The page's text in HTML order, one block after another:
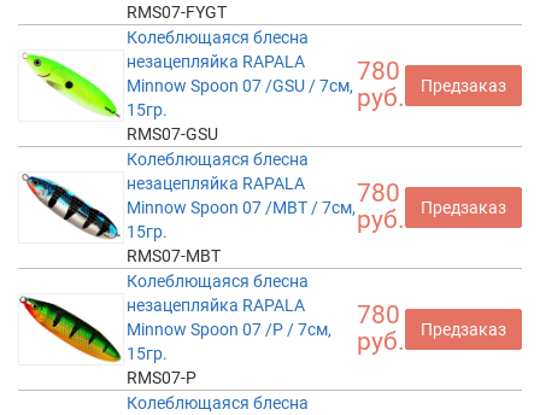
RMS07-FYGT
Колеблющаяся блесна
незацепляйка RAPALA
Minnow Spoon 07 /GSU / 7см,
15гр.
RMS07-GSU
780
руб.
Предзаказ
Колеблющаяся блесна
незацепляйка RAPALA
Minnow Spoon 07 /MBT / 7см,
15гр.
RMS07-MBT
780
руб.
Предзаказ
Колеблющаяся блесна
незацепляйка RAPALA
Minnow Spoon 07 /P / 7см,
15гр.
RMS07-P
780
руб.
Предзаказ
Колеблющаяся блесна